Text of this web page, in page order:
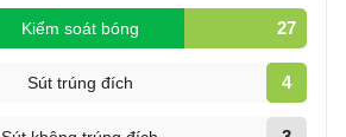
Kiểm soát bóng 27
Sút trúng đích 4